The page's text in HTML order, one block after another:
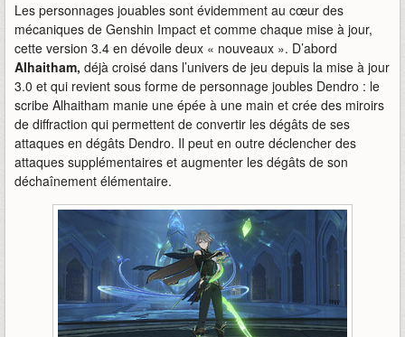
Les personnages jouables sont évidemment au cœur des
mécaniques de Genshin Impact et comme chaque mise à jour,
cette version 3.4 en dévoile deux « nouveaux ». D’abord
Alhaitham, déjà croisé dans l’univers de jeu depuis la mise à jour
3.0 et qui revient sous forme de personnage joubles Dendro : le
scribe Alhaitham manie une épée à une main et crée des miroirs
de diffraction qui permettent de convertir les dégâts de ses
attaques en dégâts Dendro. Il peut en outre déclencher des
attaques supplémentaires et augmenter les dégâts de son
déchaînement élémentaire.